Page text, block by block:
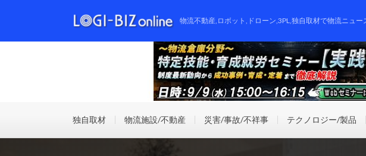
物流不動産,ロボット,ドローン,3PL,独自取材で物流ニュー
独自取材 物流施設/不動産 災害/事故/不祥事 テクノロジー/製品